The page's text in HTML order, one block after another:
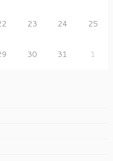
23 24 25
30 31 1